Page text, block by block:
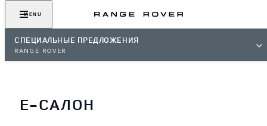
MENU
СПЕЦИАЛЬНЫЕ ПРЕДЛОЖЕНИЯ
RANGE ROVER
E-САЛОН